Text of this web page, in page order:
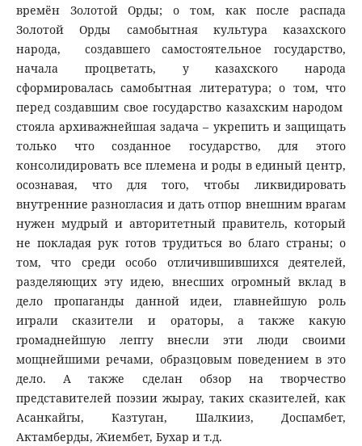
времён Золотой Орды; о том, как после распада
Золотой Орды самобытная культура казахского
народа, создавшего самостоятельное государство,
начала процветать, у казахского народа
сформировалась самобытная литература; о том, что
перед создавшим свое государство казахским народом
стояла архиважнейшая задача – укрепить и защищать
только что созданное государство, для этого
консолидировать все племена и роды в единый центр,
осознавая, что для того, чтобы ликвидировать
внутренние разногласия и дать отпор внешним врагам
нужен мудрый и авторитетный правитель, который
не покладая рук готов трудиться во благо страны; о
том, что среди особо отличившившихся деятелей,
разделяющих эту идею, внесших огромный вклад в
дело пропаганды данной идеи, главнейшую роль
играли сказители и ораторы, а также какую
громаднейшую лепту внесли эти люди своими
мощнейшими речами, образцовым поведением в это
дело. А также сделан обзор на творчество
представителей поэзии жырау, таких сказителей, как
Асанкайгы, Казтуган, Шалкииз, Доспамбет,
Актамберды, Жиембет, Бухар и т.д.